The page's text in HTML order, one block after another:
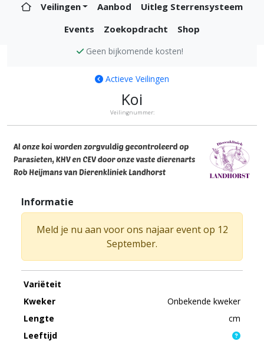
Veilingen Aanbod
Uitleg Sterrensysteem
Events
Zoekopdracht Shop
Geen bijkomende kosten!
Actieve Veilingen
Koi
Veilingnummer:
Informatie
Meld je nu aan voor ons najaar event op 12
September.
Variëteit
Kweker
Onbekende kweker
Lengte
cm
Leeftijd